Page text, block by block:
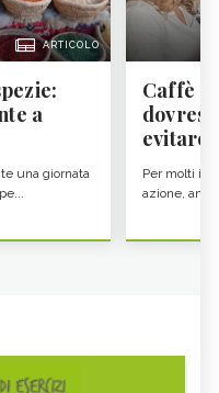
ARTICOLO
a
una giornata
Caffè
evitare
Per molti il
azione,